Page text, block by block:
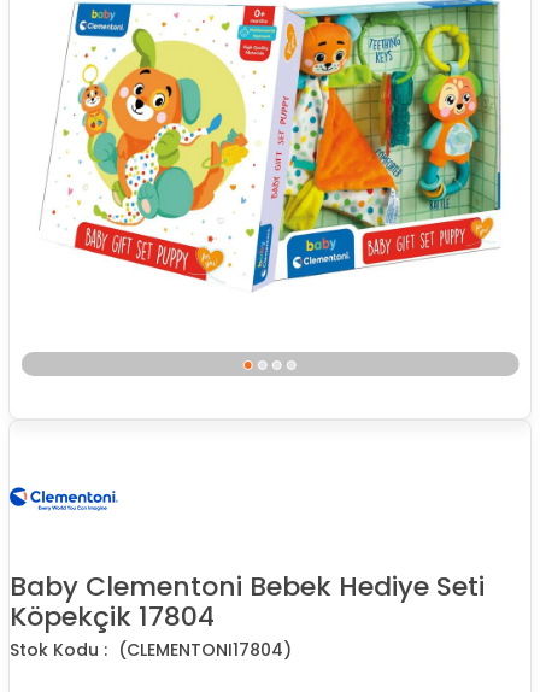
Baby Clementoni Bebek Hediye Seti
Köpekçik 17804
(CLEMENTONI17804)